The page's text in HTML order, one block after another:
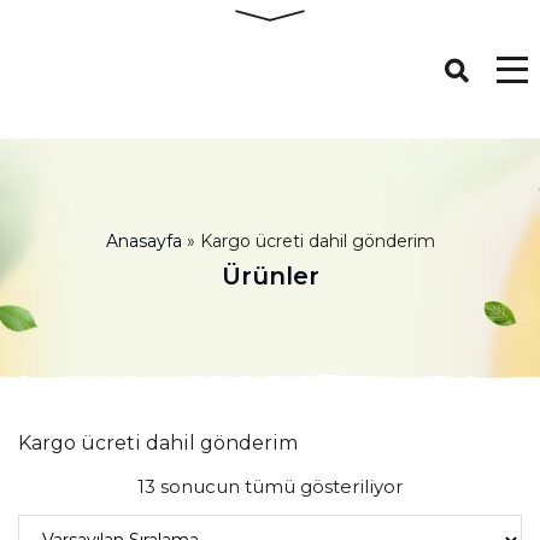
Anasayfa » Kargo ücreti dahil gönderim
Ürünler
Kargo ücreti dahil gönderim
13 sonucun tümü gösteriliyor